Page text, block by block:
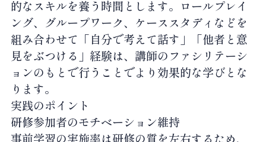
的なスキルを養う時間とします。ロールプレイ
ング、グループワーク、ケーススタディなどを
組み合わせて「自分で考えて話す」「他者と意
見をぶつける」経験は、講師のファシリテーシ
ョンのもとで行うことでより効果的な学びとな
ります。
実践のポイント
研修参加者のモチベーション維持
事前学習の実施率は研修の質を左右するため、